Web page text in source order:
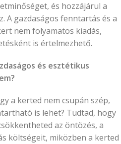
és hozzájárul a
A gazdaságos fenntartás és a
nem folyamatos kiadás,
is értelmezhető.
és esztétikus
a kerted nem csupán szép,
is lehet? Tudtad, hogy
az öntözés, a
költségeit, miközben a kerted